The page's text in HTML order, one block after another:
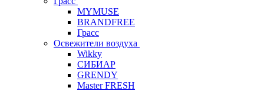
MYMUSE
BRANDFREE
Грасс
Освежители воздуха
Wikky
СИБИАР
GRENDY
Master FRESH